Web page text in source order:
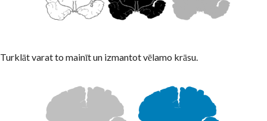
Turklāt varat to mainīt un izmantot vēlamo krāsu.